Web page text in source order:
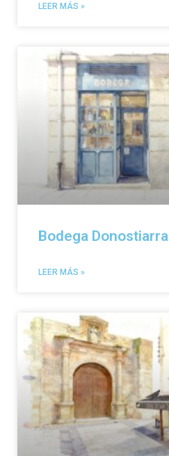
LEER MÁS »
Bodega Donostiarra
LEER MÁS »